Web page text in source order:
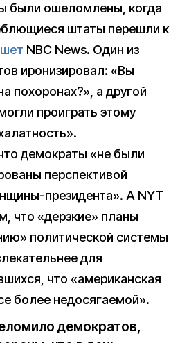
были ошеломлены, когда
штаты перешли к
NBC News. Один из
иронизировал: «Вы
похоронах?», а другой
проиграть этому
демократы «не были
перспективой
президента». А NYT
что «дерзкие» планы
политической системы
для
что «американская
более недосягаемой».
демократов,